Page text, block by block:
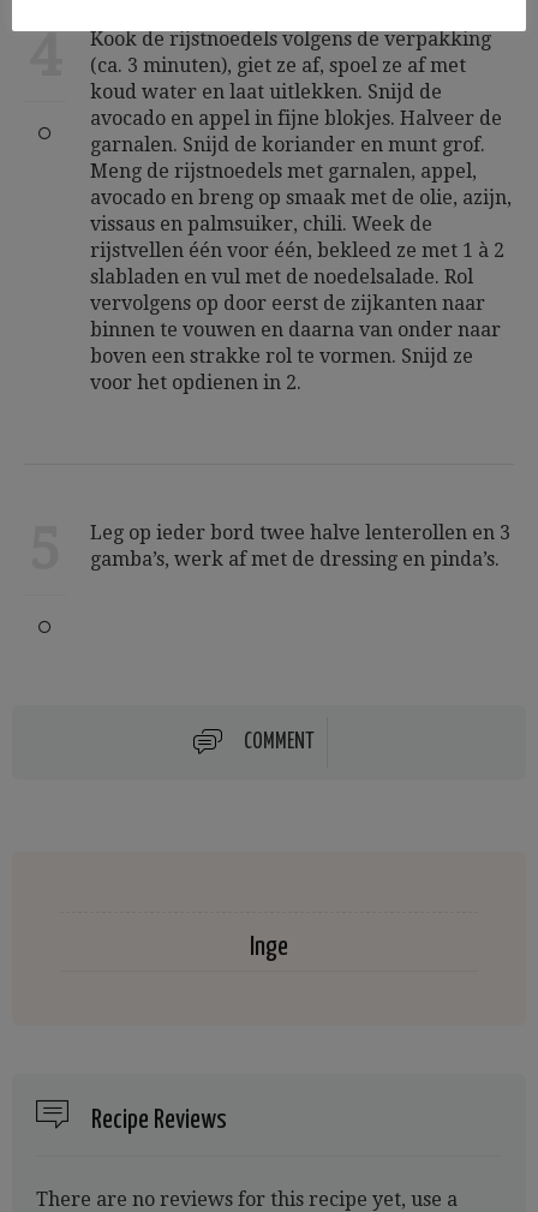
Kook de rijstnoedels volgens de verpakking
(ca. 3 minuten), giet ze af, spoel ze af met
koud water en laat uitlekken. Snijd de
avocado en appel in fijne blokjes. Halveer de
garnalen. Snijd de koriander en munt grof.
Meng de rijstnoedels met garnalen, appel,
avocado en breng op smaak met de olie, azijn,
vissaus en palmsuiker, chili. Week de
rijstvellen één voor één, bekleed ze met 1 à 2
slabladen en vul met de noedelsalade. Rol
vervolgens op door eerst de zijkanten naar
binnen te vouwen en daarna van onder naar
boven een strakke rol te vormen. Snijd ze
voor het opdienen in 2.
Leg op ieder bord twee halve lenterollen en 3
gamba’s, werk af met de dressing en pinda’s.
COMMENT
Inge
Recipe Reviews
There are no reviews for this recipe yet, use a